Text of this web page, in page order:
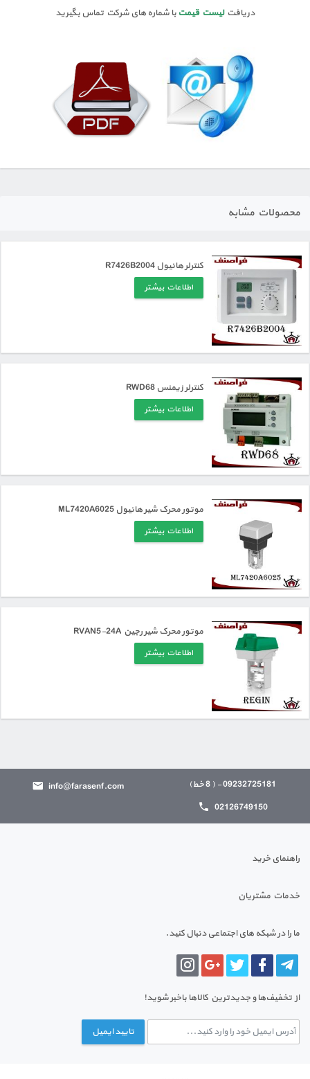
دریافت لیست قیمت با شماره های شرکت تماس بگیرید
محصولات مشابه
کنترلر هانیول R7426B2004
اطلاعات بیشتر
کنترلر زیمنس RWD68
اطلاعات بیشتر
موتور محرک شیر هانیول ML7420A6025
اطلاعات بیشتر
موتور محرک شیر رجین RVAN5-24A
اطلاعات بیشتر
09232725181 - ( 8 خط)
02126749150
info@farasenf.com
راهنمای خرید
خدمات مشتریان
ما را در شبکه های اجتماعی دنبال کنید.
از تخفیف‌ها و جدیدترین‌ کالاها باخبر شوید!
تایید ایمیل